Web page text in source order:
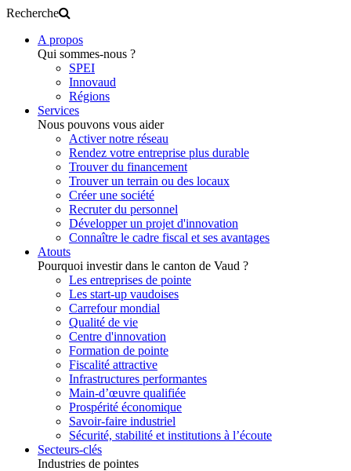
Recherche
A propos
Qui sommes-nous ?
SPEI
Innovaud
Régions
Services
Nous pouvons vous aider
Activer notre réseau
Rendez votre entreprise plus durable
Trouver du financement
Trouver un terrain ou des locaux
Créer une société
Recruter du personnel
Développer un projet d'innovation
Connaître le cadre fiscal et ses avantages
Atouts
Pourquoi investir dans le canton de Vaud ?
Les entreprises de pointe
Les start-up vaudoises
Carrefour mondial
Qualité de vie
Centre d'innovation
Formation de pointe
Fiscalité attractive
Infrastructures performantes
Main-d’œuvre qualifiée
Prospérité économique
Savoir-faire industriel
Sécurité, stabilité et institutions à l’écoute
Secteurs-clés
Industries de pointes